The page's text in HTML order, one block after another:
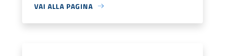
VAI ALLA PAGINA